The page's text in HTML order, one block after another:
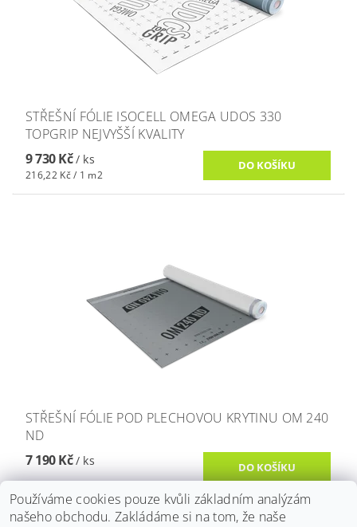
STŘEŠNÍ FÓLIE ISOCELL OMEGA UDOS 330
TOPGRIP NEJVYŠŠÍ KVALITY
9 730 Kč/ ks
216,22 Kč / 1 m2
STŘEŠNÍ FÓLIE POD PLECHOVOU KRYTINU OM 240
ND
7 190 Kč/ ks
Používáme cookies pouze kvůli základním analýzám
našeho obchodu. Zakládáme si na tom, že naše